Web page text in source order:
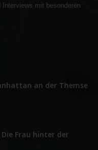
mit besonderen
an der Themse
Frau hinter der